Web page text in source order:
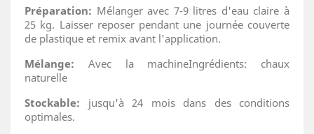
Préparation: Mélanger avec 7-9 litres d'eau claire à
25 kg. Laisser reposer pendant une journée couverte
de plastique et remix avant l'application.
Mélange: Avec la machineIngrédients: chaux
naturelle
Stockable: jusqu'à 24 mois dans des conditions
optimales.